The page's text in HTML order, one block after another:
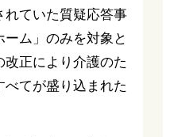
れていた質疑応答事
ム」のみを対象と
改正により介護のた
てが盛り込まれた